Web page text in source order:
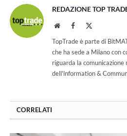
REDAZIONE TOP
WebsiteFacebook
TopTrade è parte di
che ha sede a Milano con
riguarda la
dell'lnformation &
CORRELATI